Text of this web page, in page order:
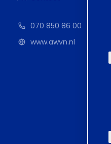
070 850 86 00
www.awvn.nl